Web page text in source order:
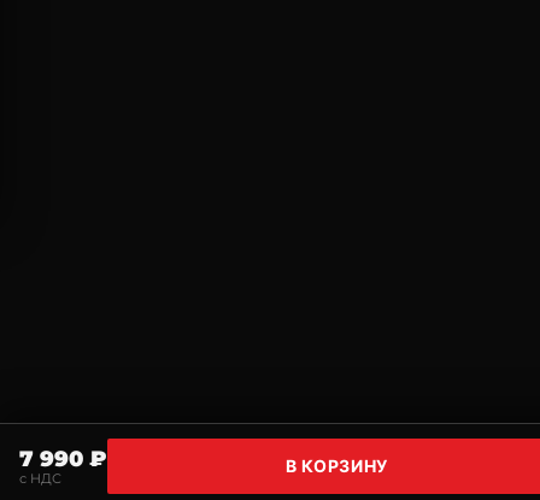
7 990 ₽
с НДС
В КОРЗИНУ
Главная Поиск Корзина Избранное